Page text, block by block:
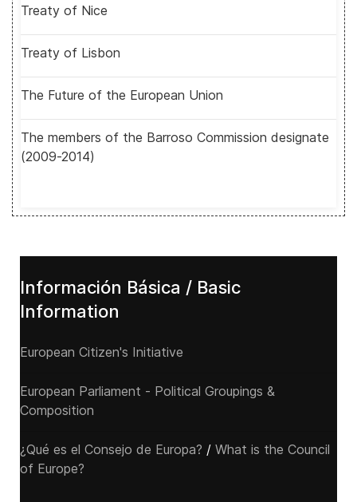
Treaty of Nice
Treaty of Lisbon
The Future of the European Union
The members of the Barroso Commission designate
(2009-2014)
Información Básica / Basic
Information
European Citizen's Initiative
European Parliament - Political Groupings &
Composition
¿Qué es el Consejo de Europa? / What is the Council
of Europe?